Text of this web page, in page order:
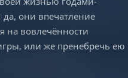
они впечатление
на вовлечённости
или же пренебречь ею